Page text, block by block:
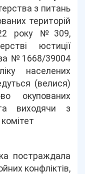
з питань
територій
року №309,
юстиції
за №1668/39004
населених
(велися)
окупованих
виходячи з
постраждала
конфліктів,